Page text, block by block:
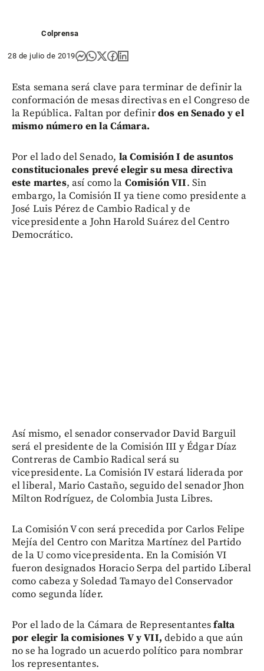
Colprensa
28 de julio de 2019
Esta semana será clave para terminar de definir la
conformación de mesas directivas en el Congreso de
la República. Faltan por definirdos en Senado y el
mismo número en la Cámara.
Por el lado del Senado, la Comisión I de asuntos
constitucionales prevé elegir su mesa directiva
este martes, así como la Comisión VII. Sin
embargo, la Comisión II ya tiene como presidente a
José Luis Pérez de Cambio Radical y de
vicepresidente a John Harold Suárez del Centro
Democrático.
Así mismo, el senador conservador David Barguil
será el presidente de la Comisión III y Édgar Díaz
Contreras de Cambio Radical será su
vicepresidente. La Comisión IV estará liderada por
el liberal, Mario Castaño, seguido del senador Jhon
Milton Rodríguez, de Colombia Justa Libres.
La Comisión V con será precedida por Carlos Felipe
Mejía del Centro con Maritza Martínez del Partido
de la U como vicepresidenta. En la Comisión VI
fueron designados Horacio Serpa del partido Liberal
como cabeza y Soledad Tamayo del Conservador
como segunda líder.
Por el lado de la Cámara de Representantesfalta
por elegir la comisiones V y VII, debido a que aún
no se ha logrado un acuerdo político para nombrar
los representantes.